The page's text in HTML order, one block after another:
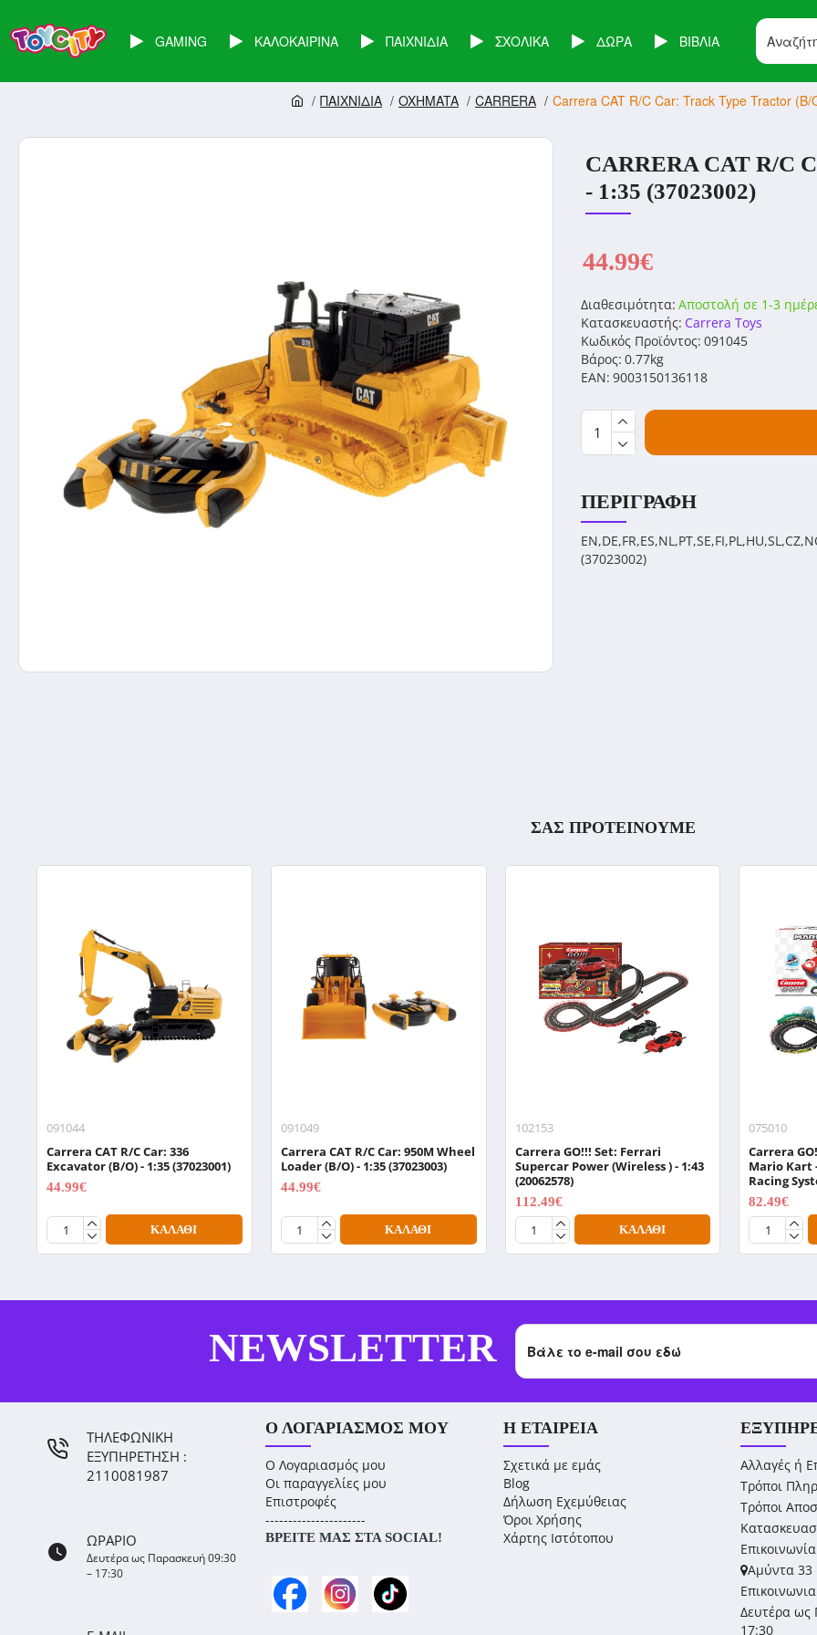
GAMING ΚΑΛΟΚΑΙΡΙΝΑ ΠΑΙΧΝΙΔΙΑ ΣΧΟΛΙΚΑ ΔΩΡΑ ΒΙΒΛΙΑ
ΠΑΙΧΝΙΔΙΑ OXHMATA CARRERA Carrera CAT R/C Car: Track Type Tractor
CARRERA CAT R/C
- 1:35 (37023002)
Διαθεσιμότητα: Αποστολή σε 1-3
Κατασκευαστής: Carrera Toys
Κωδικός Προϊόντος: 091045
Βάρος: 0.77kg
EAN: 9003150136118
44.99€
ΠΕΡΙΓΡΑΦΉ
(37023002)
ΣΑΣ ΠΡΟΤΕΙΝΟΥΜΕ
091044
Carrera CAT R/C Car: 336
Excavator (B/O) - 1:35 (37023001)
44.99€
ΚΑΛΆΘΙ
091049
Carrera CAT R/C Car: 950M Wheel
Loader (B/O) - 1:35 (37023003)
44.99€
ΚΑΛΆΘΙ
102153
Carrera GO!!! Set: Ferrari
Supercar Power (Wireless ) - 1:43
(20062578)
112.49€
ΚΑΛΆΘΙ
075010
Carrera
Mario Kart
Racing
82.49€
NEWSLETTER
ΤΗΛΕΦΩΝΙΚΗ
ΕΞΥΠΗΡΕΤΗΣΗ :
2110081987
ΩΡΑΡΙΟ
Δευτέρα ως Παρασκευή 09:30
– 17:30
Ο ΛΟΓΑΡΙΑΣΜΌΣ ΜΟΥ
Ο Λογαριασμός μου
Οι παραγγελίες μου
Επιστροφές
----------------------
ΒΡΕΊΤΕ ΜΑΣ ΣΤΑ SOCIAL!
Η ΕΤΑΙΡΕΊΑ
Σχετικά με εμάς
Blog
Δήλωση Εχεμύθειας
Όροι Χρήσης
Χάρτης Ιστότοπου
Αλλαγές ή
Τρόποι
Τρόποι
Επικοινωνία
Αμύντα 33
Δευτέρα ως
17:30